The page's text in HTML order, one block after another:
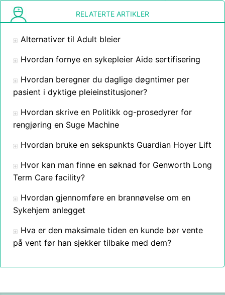
RELATERTE ARTIKLER
Alternativer til Adult bleier
Hvordan fornye en sykepleier Aide sertifisering
Hvordan beregner du daglige døgntimer per
pasient i dyktige pleieinstitusjoner?
Hvordan skrive en Politikk og-prosedyrer for
rengjøring en Suge Machine
Hvordan bruke en sekspunkts Guardian Hoyer Lift
Hvor kan man finne en søknad for Genworth Long
Term Care facility?
Hvordan gjennomføre en brannøvelse om en
Sykehjem anlegget
Hva er den maksimale tiden en kunde bør vente
på vent før han sjekker tilbake med dem?